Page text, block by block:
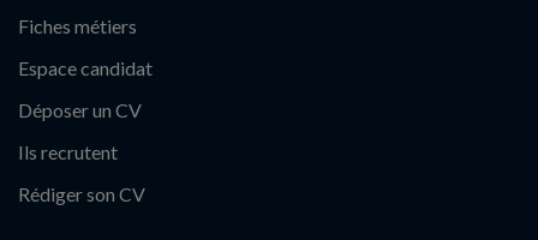
Fiches métiers
Espace candidat
Déposer un CV
Ils recrutent
Rédiger son CV